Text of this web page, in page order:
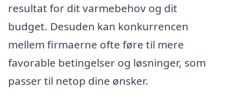
resultat for dit varmebehov og dit
budget. Desuden kan konkurrencen
mellem firmaerne ofte føre til mere
favorable betingelser og løsninger, som
passer til netop dine ønsker.